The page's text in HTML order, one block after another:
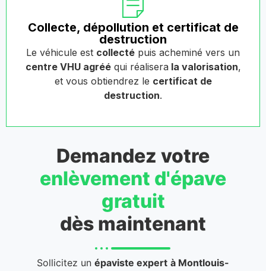
Collecte, dépollution et certificat de
destruction
Le véhicule est collecté puis acheminé vers un
centre VHU agrééqui réalisera la valorisation,
et vous obtiendrez le certificat de
destruction.
Demandez votre
enlèvement d'épave
gratuit
dès maintenant
Sollicitez un épaviste expert à Montlouis-